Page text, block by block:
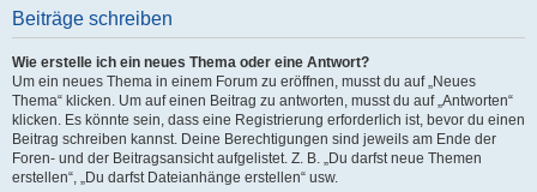
Beiträge schreiben
Wie erstelle ich ein neues Thema oder eine Antwort?
Um ein neues Thema in einem Forum zu eröffnen, musst du auf „Neues
Thema“ klicken. Um auf einen Beitrag zu antworten, musst du auf „Antworten“
klicken. Es könnte sein, dass eine Registrierung erforderlich ist, bevor du einen
Beitrag schreiben kannst. Deine Berechtigungen sind jeweils am Ende der
Foren- und der Beitragsansicht aufgelistet. Z. B. „Du darfst neue Themen
erstellen“, „Du darfst Dateianhänge erstellen“ usw.